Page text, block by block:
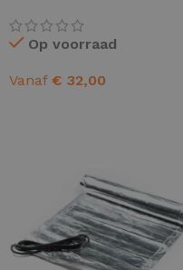
Op voorraad
Vanaf € 32,00